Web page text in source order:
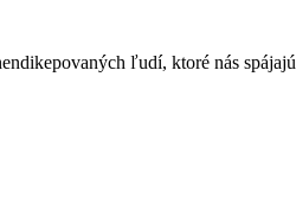
ľudí, ktoré nás